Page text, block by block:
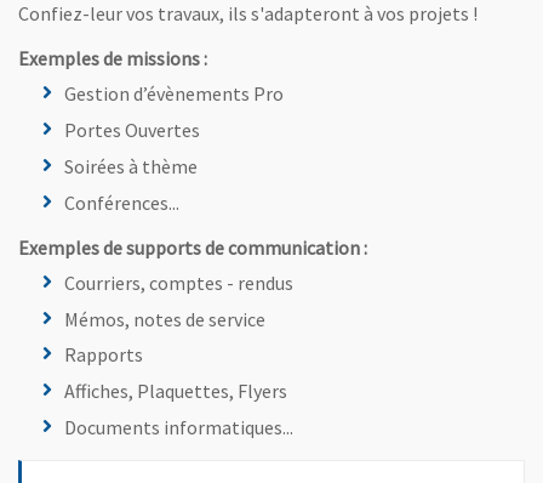
Confiez-leur vos travaux, ils s'adapteront à vos projets !
Exemples de missions :
Gestion d’évènements Pro
Portes Ouvertes
Soirées à thème
Conférences...
Exemples de supports de communication :
Courriers, comptes - rendus
Mémos, notes de service
Rapports
Affiches, Plaquettes, Flyers
Documents informatiques...